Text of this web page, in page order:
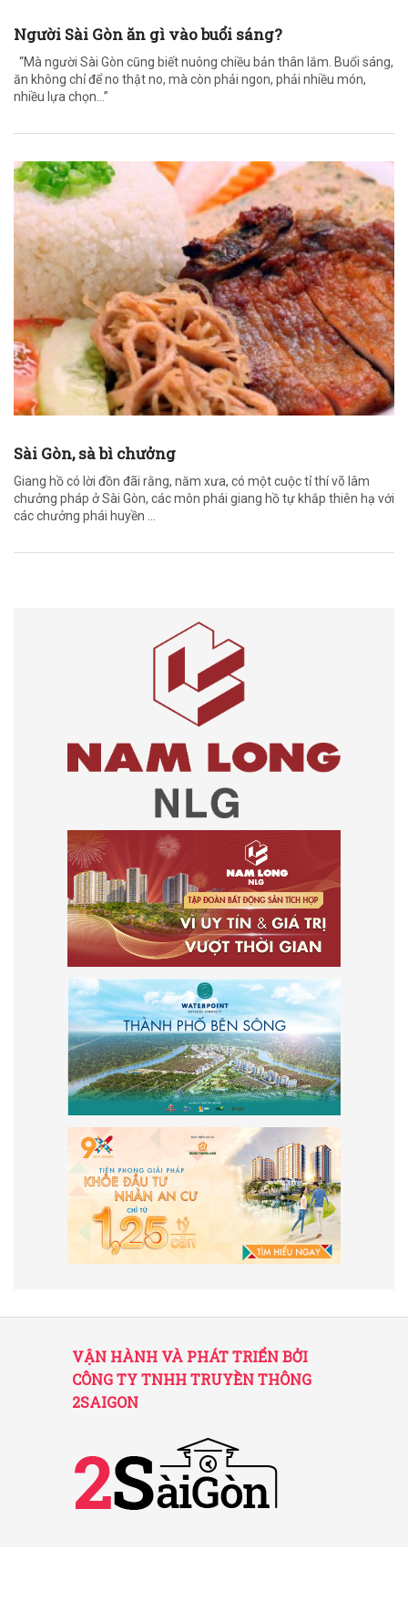
Người Sài Gòn ăn gì vào buổi sáng?
“Mà người Sài Gòn cũng biết nuông chiều bản thân lắm. Buổi sáng,
ăn không chỉ để no thật no, mà còn phải ngon, phải nhiều món,
nhiều lựa chọn…”
Sài Gòn, sà bì chưởng
Giang hồ có lời đồn đãi rằng, năm xưa, có một cuộc tỉ thí võ lâm
chưởng pháp ở Sài Gòn, các môn phái giang hồ tự khắp thiên hạ với
các chưởng phái huyền ...
VẬN HÀNH VÀ PHÁT TRIỂN BỞI
CÔNG TY TNHH TRUYỀN THÔNG
2SAIGON